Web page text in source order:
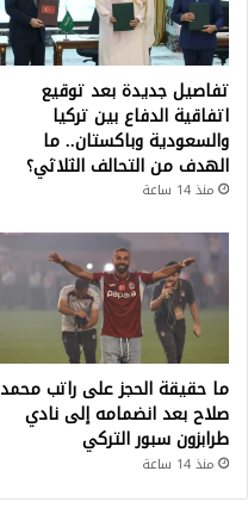
تفاصيل جديدة بعد توقيع
اتفاقية الدفاع بين تركيا
والسعودية وباكستان.. ما
الهدف من التحالف الثلاثي؟
منذ 14 ساعة
ما حقيقة الحجز على راتب محمد
صلاح بعد انضمامه إلى نادي
طرابزون سبور التركي
منذ 14 ساعة